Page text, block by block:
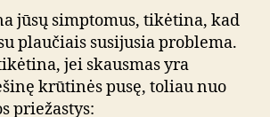
jūsų simptomus, tikėtina, kad
plaučiais susijusia problema.
jei skausmas yra
krūtinės pusę, toliau nuo
priežastys: